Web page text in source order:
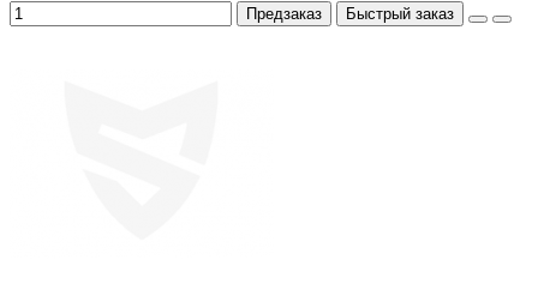
Предзаказ Быстрый заказ